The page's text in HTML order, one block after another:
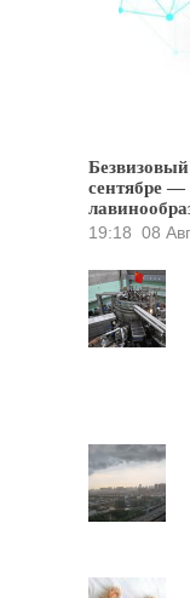
сентябре —
19:18 08